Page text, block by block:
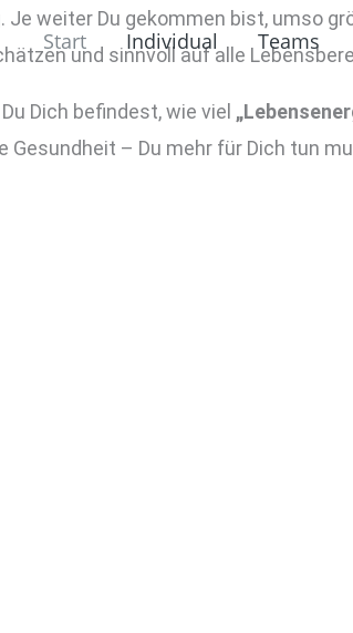
Start Individual Teams
weiter Du gekommen bist, umso
und sinnvoll auf alle
Dich befindest, wie viel
– Du mehr für Dich tun